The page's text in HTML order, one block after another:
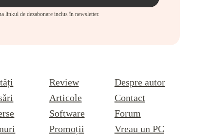
linkul de dezabonare inclus în newsletter.
Review
Articole
Software
Promoții
Despre autor
Contact
Forum
Vreau un PC